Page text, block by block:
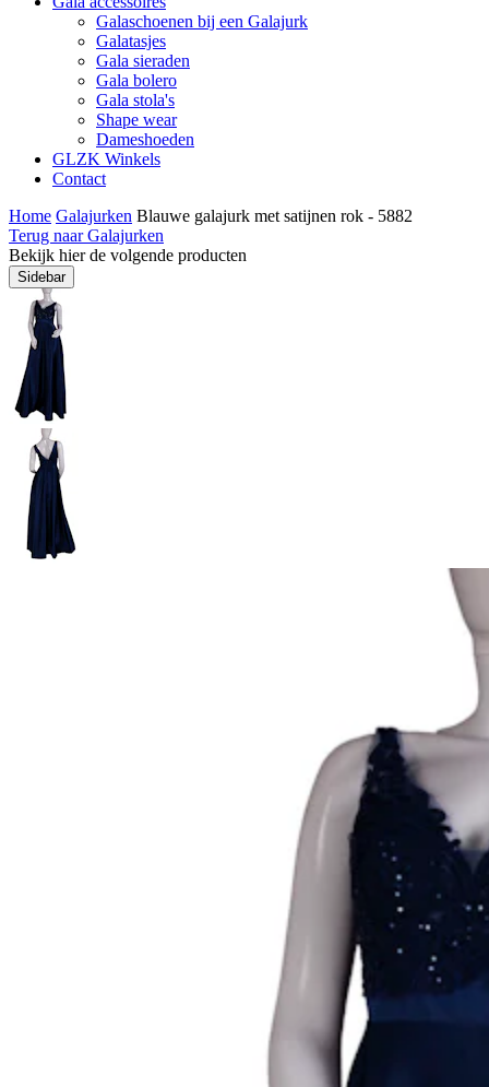
Galaschoenen bij een Galajurk
Galatasjes
Gala sieraden
Gala bolero
Gala stola's
Shape wear
Dameshoeden
GLZK Winkels
Contact
Home Galajurken Blauwe galajurk met satijnen rok - 5882
Terug naar Galajurken
Bekijk hier de volgende producten
Sidebar